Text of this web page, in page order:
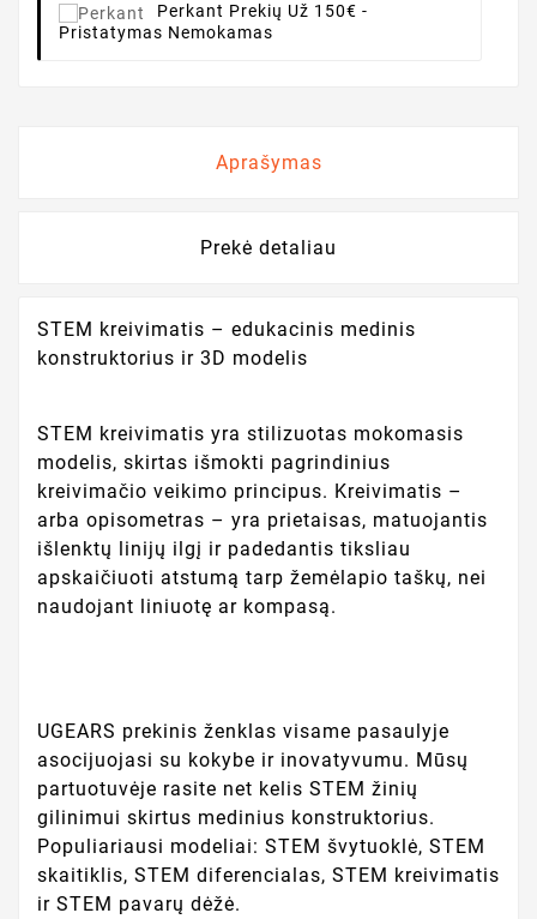
Perkant Prekių Už 150€ -
Pristatymas Nemokamas
Aprašymas
Prekė detaliau
STEM kreivimatis – edukacinis medinis
konstruktorius ir 3D modelis
STEM kreivimatis yra stilizuotas mokomasis
modelis, skirtas išmokti pagrindinius
kreivimačio veikimo principus. Kreivimatis –
arba opisometras – yra prietaisas, matuojantis
išlenktų linijų ilgį ir padedantis tiksliau
apskaičiuoti atstumą tarp žemėlapio taškų, nei
naudojant liniuotę ar kompasą.
UGEARS prekinis ženklas visame pasaulyje
asocijuojasi su kokybe ir inovatyvumu. Mūsų
partuotuvėje rasite net kelis STEM žinių
gilinimui skirtus medinius konstruktorius.
Populiariausi modeliai: STEM švytuoklė, STEM
skaitiklis, STEM diferencialas, STEM kreivimatis
ir STEM pavarų dėžė.